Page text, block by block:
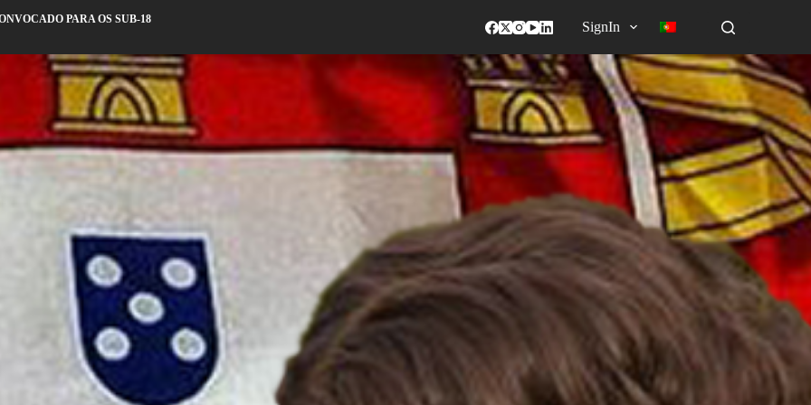
PARA OS SUB-18
SignIn